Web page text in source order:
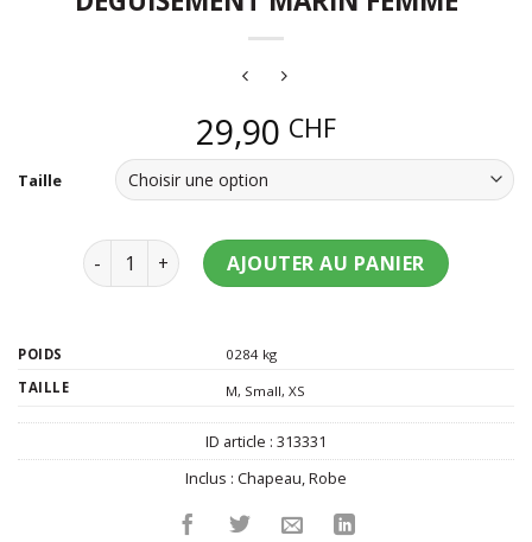
29,90 CHF
Taille
quantité de Déguisement marin femme
AJOUTER AU PANIER
POIDS
0284 kg
TAILLE
M, Small, XS
ID article : 313331
Inclus : Chapeau,Robe